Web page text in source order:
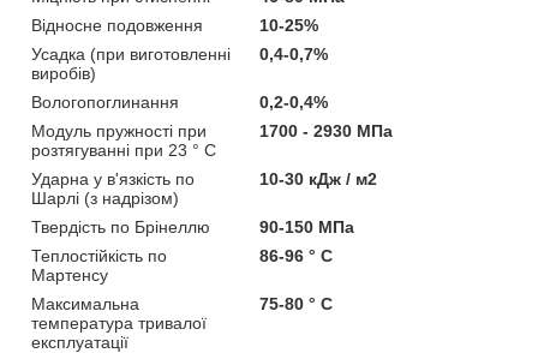
Відносне подовження
10-25%
Усадка (при виготовленні
виробів)
0,4-0,7%
Вологопоглинання
0,2-0,4%
Модуль пружності при
розтягуванні при 23 ° С
1700 - 2930 МПа
Ударна у в'язкість по
Шарлі (з надрізом)
10-30 кДж / м2
Твердість по Брінеллю
90-150 МПа
Теплостійкість по
Мартенсу
86-96 ° С
Максимальна
температура тривалої
експлуатації
75-80 ° С